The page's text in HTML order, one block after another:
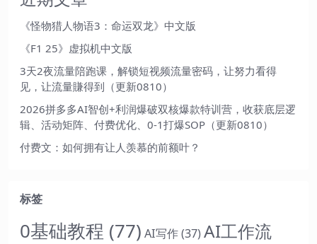
《怪物猎人物语3：命运双龙》中文版
《F1 25》虚拟机中文版
3天2夜流量陪跑课，解锁短视频流量密码，让努力看得
见，让流量賺得到（更新0810）
2026拼多多AI智创+利润爆破双核爆款特训营，收获底层逻
辑、活动矩阵、付费优化、0-1打爆SOP（更新0810）
付费文：如何拥有让人羡慕的前额叶？
标签
0基础教程 (77) AI写作(37)AI工作流